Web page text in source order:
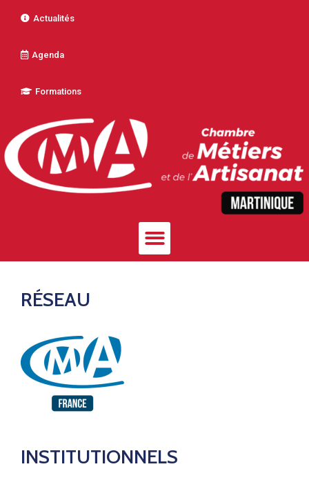
Actualités
Agenda
Formations
RÉSEAU
INSTITUTIONNELS